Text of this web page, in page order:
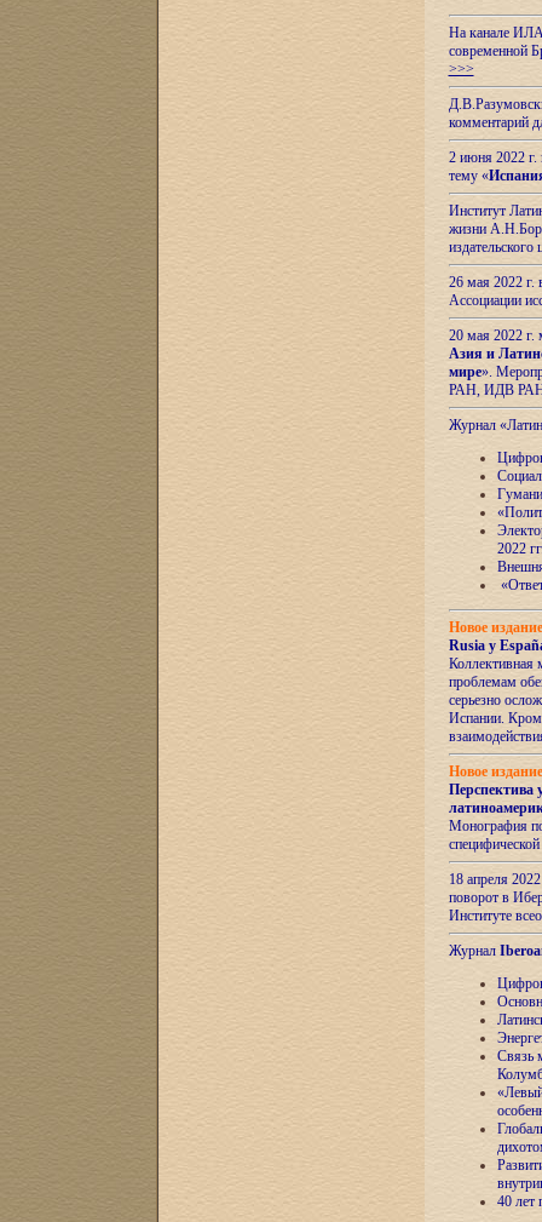
На канале ИЛА
современной
>>>
комментарий
2 июня 2022 г.
тему «
Институт
жизни
26 мая 2022
Ассоциации
20 мая 2022
Азия и
мире».
РАН, ИДВ
Журнал
2022
Новое
Rusia y
Коллективная
проблемам
серьезно
Испании.
Новое
Перспектива
Монография
18 апреля
поворот в
Институте
Журнал
Связь
40 лет